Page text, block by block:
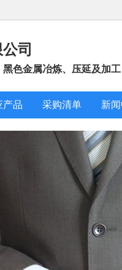
司
色金属冶炼、压延及加
产品 采购清单 新